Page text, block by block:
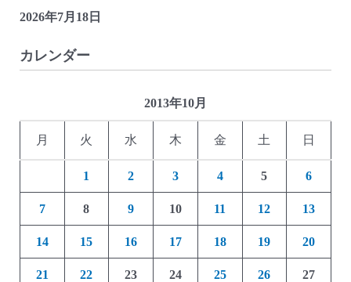
2026年7月18日
カレンダー
2013年10月
月 火 水 木 金 土 日
1 2 3 4 5 6
7 8 9 10 11 12 13
14 15 16 17 18 19 20
21 22 23 24 25 26 27